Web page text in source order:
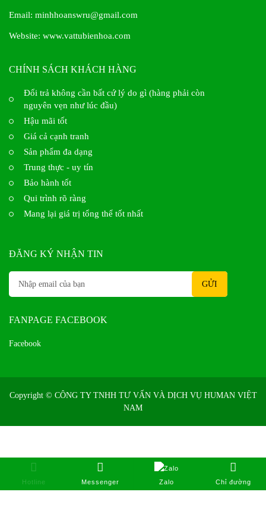
Email: minhhoanswru@gmail.com
Website: www.vattubienhoa.com
CHÍNH SÁCH KHÁCH HÀNG
Đổi trả không cần bất cứ lý do gì (hàng phải còn
nguyên vẹn như lúc đầu)
Hậu mãi tốt
Giá cả cạnh tranh
Sản phẩm đa dạng
Trung thực - uy tín
Bảo hành tốt
Qui trình rõ ràng
Mang lại giá trị tổng thể tốt nhất
ĐĂNG KÝ NHẬN TIN
FANPAGE FACEBOOK
Facebook
Copyright © CÔNG TY TNHH TƯ VẤN VÀ DỊCH VỤ HUMAN VIỆT
NAM
Hotline Messenger Zalo Chỉ đường